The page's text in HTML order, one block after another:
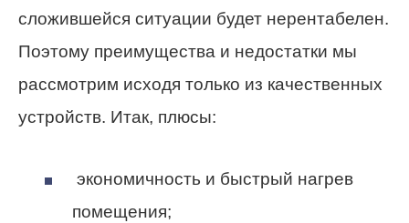
сложившейся ситуации будет нерентабелен.
Поэтому преимущества и недостатки мы
рассмотрим исходя только из качественных
устройств. Итак, плюсы:
экономичность и быстрый нагрев
помещения;